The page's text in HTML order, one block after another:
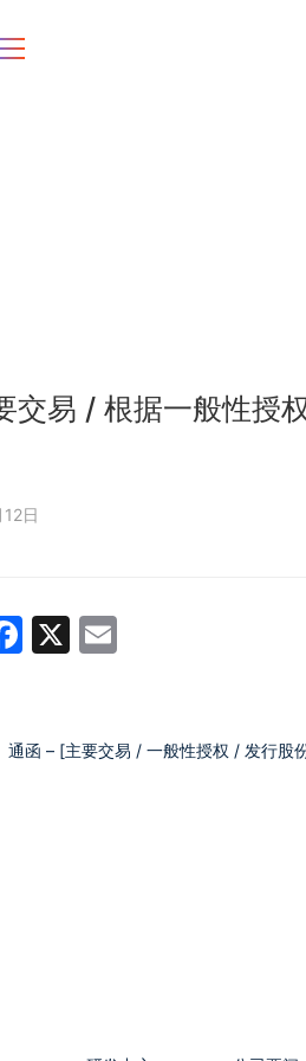
易 / 根据一般性授
日
Facebook
X
通函 – [主要交易 / 一般性授权 / 发行股